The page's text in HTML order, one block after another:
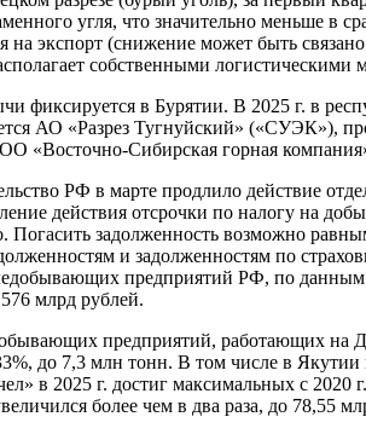
угля, что значительно меньше в
на экспорт (снижение может быть
собственными
фиксируется в Бурятии. В 2025 г. в
АО «Разрез Тугнуйский»
«Восточно-Сибирская горная
РФ в марте продлило действие
действия отсрочки по налогу на
Погасить задолженность возможно
и задолженностям по
предприятий РФ, по данным
млрд рублей.
предприятий, работающих на
до 7,3 млн тонн. В том числе в
в 2025 г. достиг максимальных с 2020
более чем в два раза, до 78,55